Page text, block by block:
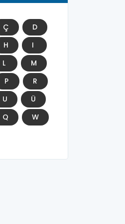
Ç
D
H
I
L
M
P
R
U
Ü
Q
W